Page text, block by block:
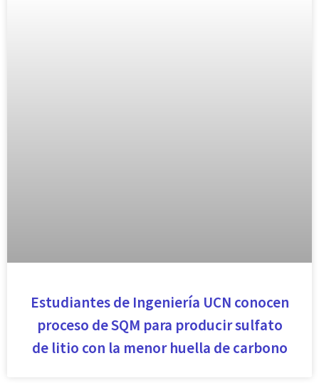
Estudiantes de Ingeniería UCN conocen
proceso de SQM para producir sulfato
de litio con la menor huella de carbono